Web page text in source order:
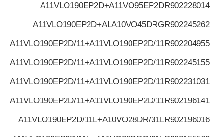
R902228014
A11VLO190EP2D+A11VO95EP2D
R902245262
A11VLO190EP2D+ALA10VO45DRG
R902204955
A11VLO190EP2D/11+A11VLO190EP2D/11
R902245155
A11VLO190EP2D/11+A11VLO190EP2D/11
R902231031
A11VLO190EP2D/11+A11VLO190EP2D/11
R902196141
A11VLO190EP2D/11+A11VLO190EP2D/11
R902196016
A11VLO190EP2D/11L+A10VO28DR/31L